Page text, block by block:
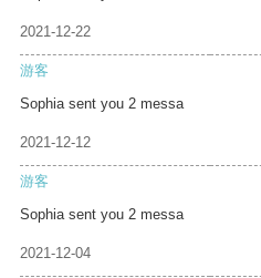
2021-12-22
游客
Sophia sent you 2 messa
2021-12-12
游客
Sophia sent you 2 messa
2021-12-04